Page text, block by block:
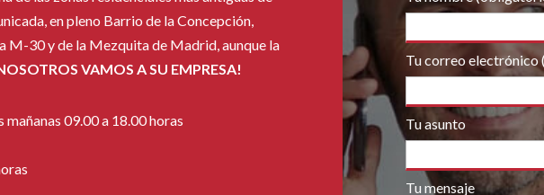
en pleno Barrio de la Concepción,
M-30 y de la Mezquita de Madrid, aunque la
VAMOS A SU EMPRESA!
mañanas 09.00 a 18.00 horas
Tu correo
Tu asunto
Tu mensaje